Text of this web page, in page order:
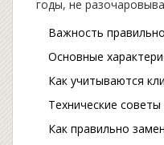
годы, не
Важность
Основные
Как учитываются
Технические
Как правильно